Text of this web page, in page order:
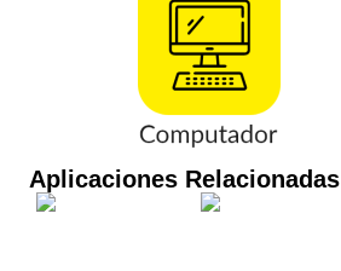
Aplicaciones Relacionadas